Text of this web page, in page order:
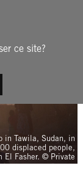
ce site?
in Tawila, Sudan, in
displaced people,
El Fasher. © Private